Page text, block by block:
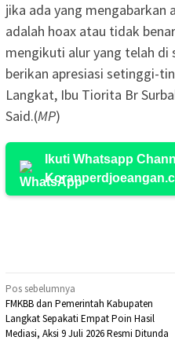
jika ada yang mengabarkan
adalah hoax atau tidak
mengikuti alur yang telah di
berikan apresiasi setinggi-
Langkat, Ibu Tiorita Br
Said.(MP)
Ikuti Whatsapp
Navigasi
pos
Pos sebelumnya
FMKBB dan Pemerintah Kabupaten
Langkat Sepakati Empat Poin Hasil
Mediasi, Aksi 9 Juli 2026 Resmi Ditunda